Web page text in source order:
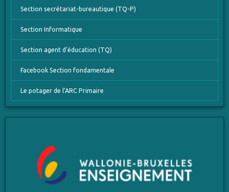
Section secrétariat-bureautique (TQ-P)
Section Informatique
Section agent d'éducation (TQ)
Facebook Section fondamentale
Le potager de l'ARC Primaire